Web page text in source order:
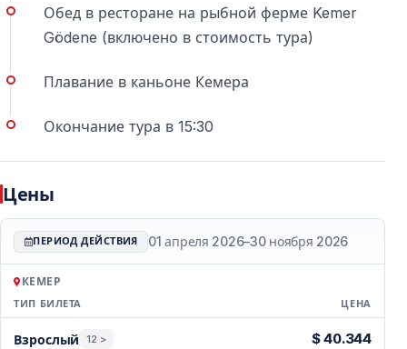
Нужно ли управлять джипом
самостоятельно?
профессиональными водителями.
Включён ли трансфер из отеля?
обратно включён в стоимость тура.
В какое время года проводится сафари-
тур?
Сафари-туры проводятся обычно с весны до осени.
Самый популярный период — с мая по октябрь.
Обед в ресторане на рыбной ферме Kemer
Gödene (включено в стоимость тура)
Плавание в каньоне Кемера
Окончание тура в 15:30
Цены
ПЕРИОД ДЕЙСТВИЯ 01 апреля 2026–30 ноября 2026
КЕМЕР
ТИП БИЛЕТА ЦЕНА
Взрослый 12 > $ 40.344